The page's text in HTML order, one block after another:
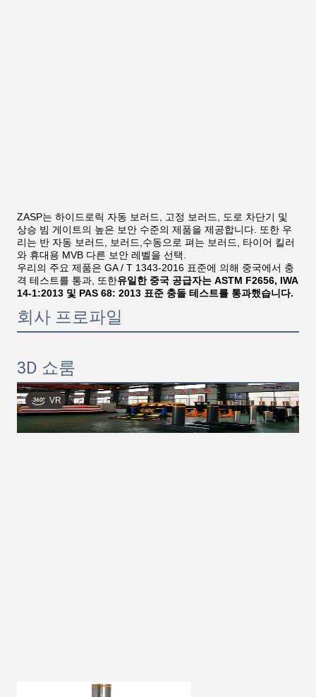
ZASP는 하이드로릭 자동 보러드, 고정 보러드, 도로 차단기 및
상승 빔 게이트의 높은 보안 수준의 제품을 제공합니다. 또한 우
리는 반 자동 보러드, 보러드,수동으로 펴는 보러드, 타이어 킬러
와 휴대용 MVB 다른 보안 레벨을 선택.
우리의 주요 제품은 GA / T 1343-2016 표준에 의해 중국에서 충
격 테스트를 통과, 또한유일한 중국 공급자는 ASTM F2656, IWA
14-1:2013 및 PAS 68: 2013 표준 충돌 테스트를 통과했습니다.
회사 프로파일
3D 쇼룸
VR